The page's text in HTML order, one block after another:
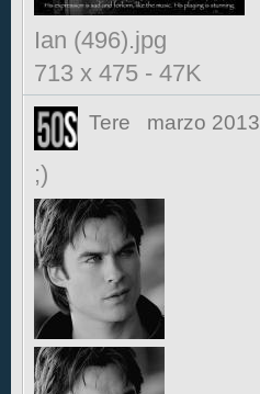
Ian (496).jpg
713 x 475 - 47K
Tere marzo 2013
;)